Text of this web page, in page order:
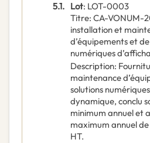
5.1. Lot: LOT-0003
Titre: CA-VONUM-
installation et
d’équipements et
numériques
Description:
maintenance
solutions
dynamique, conclu
minimum annuel et
maximum annuel
HT.